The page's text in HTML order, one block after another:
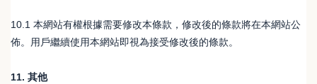
10.1 本網站有權根據需要修改本條款，修改後的條款將在本網站公
佈。用戶繼續使用本網站即視為接受修改後的條款。
11. 其他